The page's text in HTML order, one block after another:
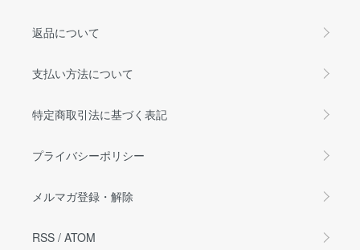
返品について
支払い方法について
特定商取引法に基づく表記
プライバシーポリシー
メルマガ登録・解除
RSS / ATOM